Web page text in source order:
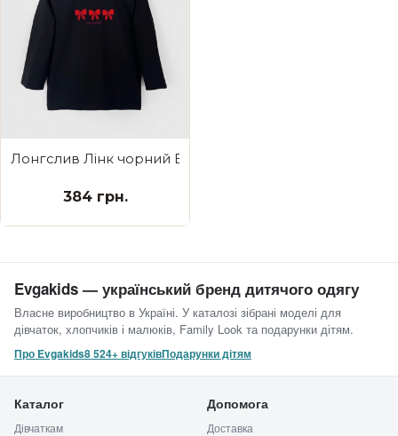
Лонгслив Лінк чорний Бантики
384 грн.
Evgakids — український бренд дитячого одягу
Власне виробництво в Україні. У каталозі зібрані моделі для
дівчаток, хлопчиків і малюків, Family Look та подарунки дітям.
Про Evgakids8 524+ відгуківПодарунки дітям
Каталог
Дівчаткам
Допомога
Доставка